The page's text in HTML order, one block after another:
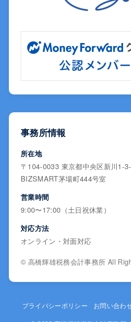
事務所情報
所在地
〒104-0033 東京都中央区新川1-
BIZSMART茅場町444号室
営業時間
9:00〜17:00（土日祝休業）
対応方法
オンライン・対面対応
© 高橋輝雄税務会計事務所 All
プライバシーポリシー お問い合わ